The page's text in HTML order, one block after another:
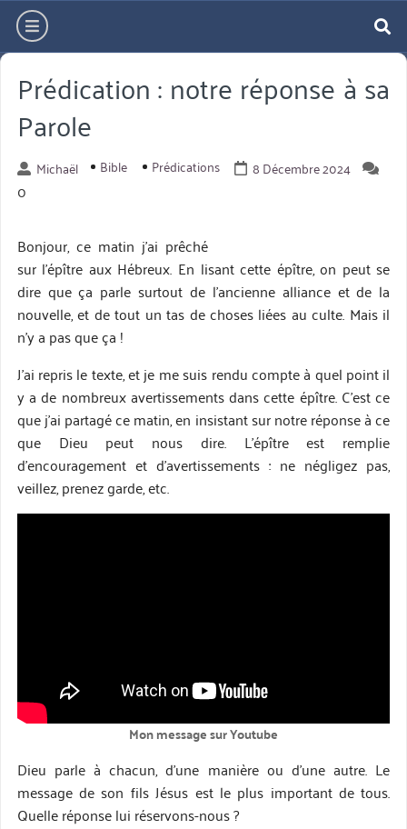
Aller
directement
au
contenu
hamburger
Prédication : notre réponse à sa
Parole
Michaël Bible Prédications 8 Décembre 2024
0
Bonjour, ce matin j’ai prêché
sur l’épître aux Hébreux. En lisant cette épître, on peut se
dire que ça parle surtout de l’ancienne alliance et de la
nouvelle, et de tout un tas de choses liées au culte. Mais il
n’y a pas que ça !
J’ai repris le texte, et je me suis rendu compte à quel point il
y a de nombreux avertissements dans cette épître. C’est ce
que j’ai partagé ce matin, en insistant sur notre réponse à ce
que Dieu peut nous dire. L’épître est remplie
d’encouragement et d’avertissements : ne négligez pas,
veillez, prenez garde, etc.
Mon message sur Youtube
Dieu parle à chacun, d’une manière ou d’une autre. Le
message de son fils Jésus est le plus important de tous.
Quelle réponse lui réservons-nous ?